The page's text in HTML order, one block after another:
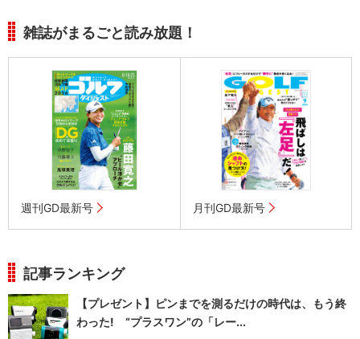
雑誌がまるごと読み放題！
週刊GD最新号 月刊GD最新号
記事ランキング
【プレゼント】ピンまでを測るだけの時代は、もう終
わった! “プラスワン”の「レー...